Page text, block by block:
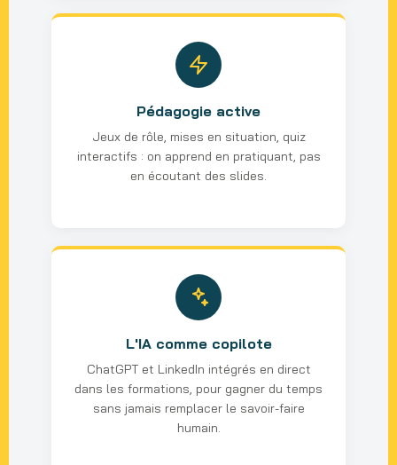
Pédagogie active
Jeux de rôle, mises en situation, quiz
interactifs : on apprend en pratiquant, pas
en écoutant des slides.
L'IA comme copilote
ChatGPT et LinkedIn intégrés en direct
dans les formations, pour gagner du temps
sans jamais remplacer le savoir-faire
humain.